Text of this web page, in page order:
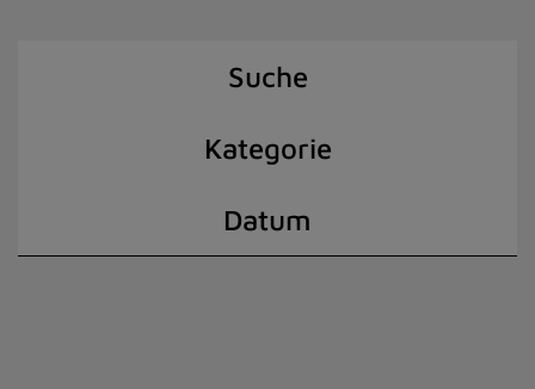
Suche
Kategorie
Datum